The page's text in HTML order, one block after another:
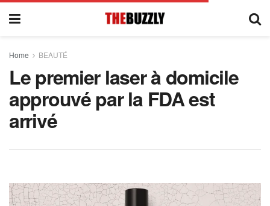
Home BEAUTÉ
Le premier laser à domicile
approuvé par la FDA est
arrivé